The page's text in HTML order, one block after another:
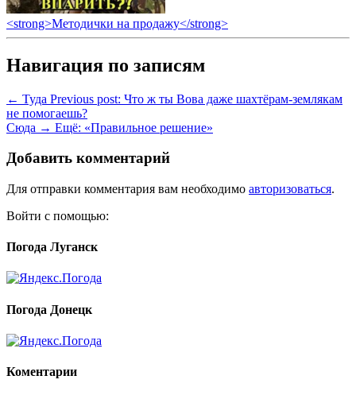
<strong>Методички на продажу</strong>
Навигация по записям
← Туда Previous post: Что ж ты Вова даже шахтёрам-землякам
не помогаешь?
Сюда → Ещё: «Правильное решение»
Добавить комментарий
Для отправки комментария вам необходимо авторизоваться.
Войти с помощью:
Погода Луганск
Погода Донецк
Коментарии